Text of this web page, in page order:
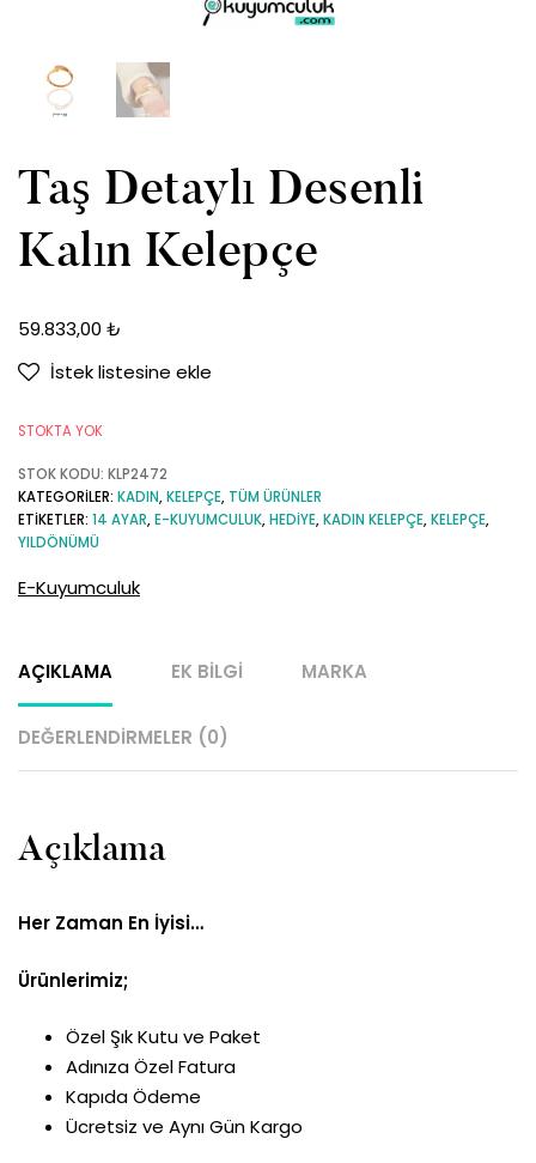
Taş Detaylı Desenli
Kalın Kelepçe
59.833,00 ₺
İstek listesine ekle
STOKTA YOK
STOK KODU: KLP2472
KATEGORILER: KADIN,KELEPÇE, TÜM ÜRÜNLER
ETIKETLER: 14 AYAR,E-KUYUMCULUK,HEDIYE,KADIN KELEPÇE,KELEPÇE,
YILDÖNÜMÜ
E-Kuyumculuk
AÇIKLAMA EK BILGI MARKA
DEĞERLENDIRMELER (0)
Açıklama
Her Zaman En İyisi…
Ürünlerimiz;
Özel Şık Kutu ve Paket
Adınıza Özel Fatura
Kapıda Ödeme
Ücretsiz ve Aynı Gün Kargo